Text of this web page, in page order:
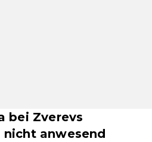
bei Zverevs
anwesend